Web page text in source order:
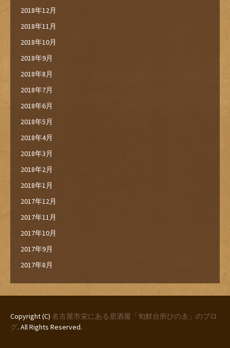
2018年12月
2018年11月
2018年10月
2018年9月
2018年8月
2018年7月
2018年6月
2018年5月
2018年4月
2018年3月
2018年2月
2018年1月
2017年12月
2017年11月
2017年10月
2017年9月
2017年8月
Copyright (C) 名古屋市栄にある居酒屋「旬鮮台所ひのゑ」のブロ
グ. All Rights Reserved.